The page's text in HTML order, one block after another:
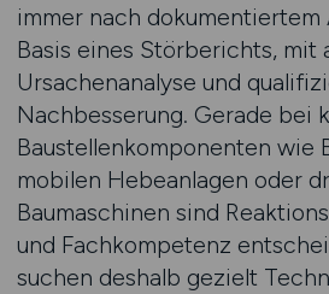
immer nach
Basis eines Störberichts, mit
Ursachenanalyse und
Nachbesserung. Gerade bei
Baustellenkomponenten wie
mobilen Hebeanlagen oder
Baumaschinen sind
und Fachkompetenz
suchen deshalb gezielt